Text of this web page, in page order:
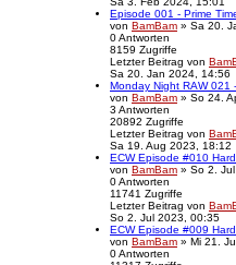
Episode 001 - Prime
von BamBam » Sa 20.
0Antworten
8159 Zugriffe
Letzter Beitrag von
Sa 20. Jan 2024, 14:56
Monday Night RAW 021
von BamBam » So 24.
3 Antworten
20892 Zugriffe
Letzter Beitrag von
Sa 19. Aug 2023, 18:12
ECW Episode #010
von BamBam » So 2.
0Antworten
11741 Zugriffe
Letzter Beitrag von
So 2. Jul 2023, 00:35
ECW Episode #009
von BamBam » Mi 21.
0Antworten